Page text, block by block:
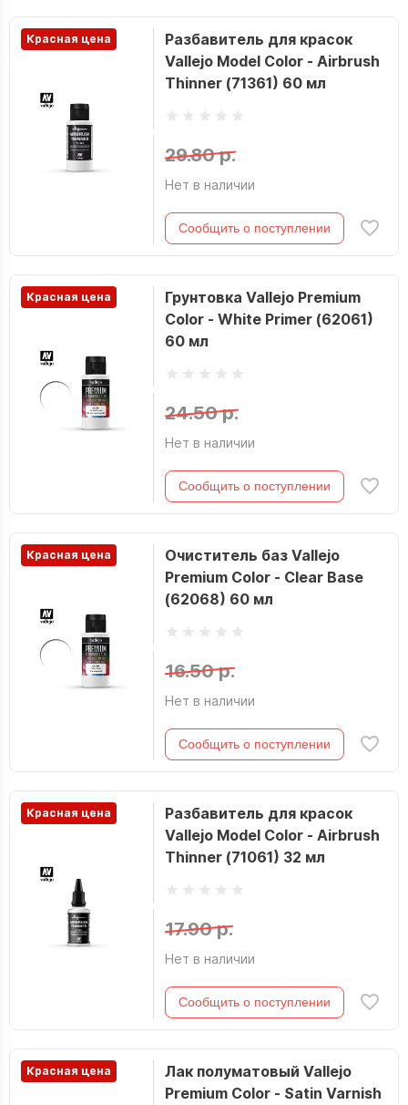
Красная цена
Разбавитель для красок
Vallejo Model Color - Airbrush
Thinner (71361) 60 мл
29.80 р.
Нет в наличии
Сообщить о поступлении
Красная цена
Грунтовка Vallejo Premium
Color - White Primer (62061)
60 мл
24.50 р.
Нет в наличии
Сообщить о поступлении
Красная цена
Очиститель баз Vallejo
Premium Color - Clear Base
(62068) 60 мл
16.50 р.
Нет в наличии
Сообщить о поступлении
Красная цена
Разбавитель для красок
Vallejo Model Color - Airbrush
Thinner (71061) 32 мл
17.90 р.
Нет в наличии
Сообщить о поступлении
Красная цена
Лак полуматовый Vallejo
Premium Color - Satin Varnish